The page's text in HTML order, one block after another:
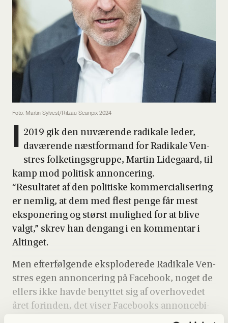
Foto: Martin Sylvest/Ritzau Scanpix 2024
I 2019 gik den nuvæ­ren­de radi­ka­le leder,
davæ­ren­de næst­for­mand for Radi­ka­le Ven­
stres fol­ke­tings­grup­pe, Mar­tin Lide­gaard, til
kamp mod poli­tisk annon­ce­ring.
“Resul­ta­tet af den poli­ti­ske kom­merci­a­li­se­ring
er nem­lig, at dem med flest pen­ge får mest
eks­po­ne­ring og størst mulig­hed for at bli­ve
valgt,” skrev han den­gang i en kom­men­tar i
Altin­get.
Men efter­føl­gen­de eks­plo­de­re­de Radi­ka­le Ven­
stres egen annon­ce­ring på Face­book, noget de
ellers ikke hav­de benyt­tet sig af over­ho­ve­det
året for­in­den, det viser Face­books annon­ce­bi­